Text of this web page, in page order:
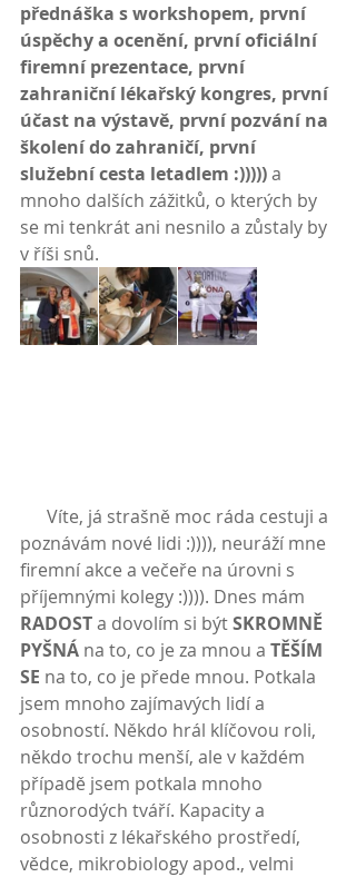
přednáška s workshopem, první
úspěchy a ocenění, první oficiální
firemní prezentace, první
zahraniční lékařský kongres, první
účast na výstavě, první pozvání na
školení do zahraničí, první
služební cesta letadlem :))))) a
mnoho dalších zážitků, o kterých by
se mi tenkrát ani nesnilo a zůstaly by
v říši snů.
poznávám nové lidi :)))), neuráží mne
firemní akce a večeře na úrovni s
příjemnými kolegy :)))). Dnes mám
RADOST a dovolím si být SKROMNĚ
PYŠNÁ na to, co je za mnou a TĚŠÍM
SE na to, co je přede mnou. Potkala
jsem mnoho zajímavých lidí a
osobností. Někdo hrál klíčovou roli,
někdo trochu menší, ale v každém
případě jsem potkala mnoho
různorodých tváří. Kapacity a
osobnosti z lékařského prostředí,
vědce, mikrobiology apod., velmi